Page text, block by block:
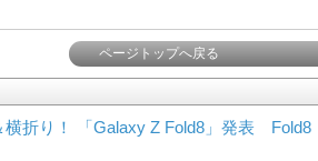
ページトップへ戻る
横折り！ 「Galaxy Z Fold8」発表 Fold8